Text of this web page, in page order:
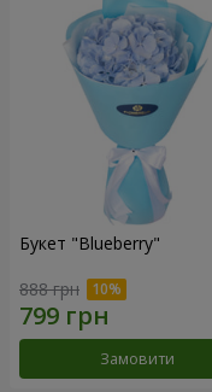
Букет "Blueberry"
888 грн
Замовити